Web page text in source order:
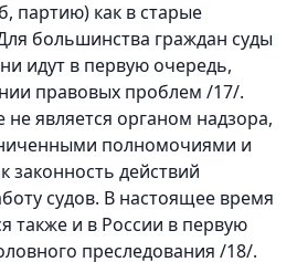
партию) как в старые
большинства граждан суды
идут в первую очередь,
правовых проблем /17/.
является органом надзора,
полномочиями и
действий
судов. В настоящее время
также и в России в первую
преследования /18/.